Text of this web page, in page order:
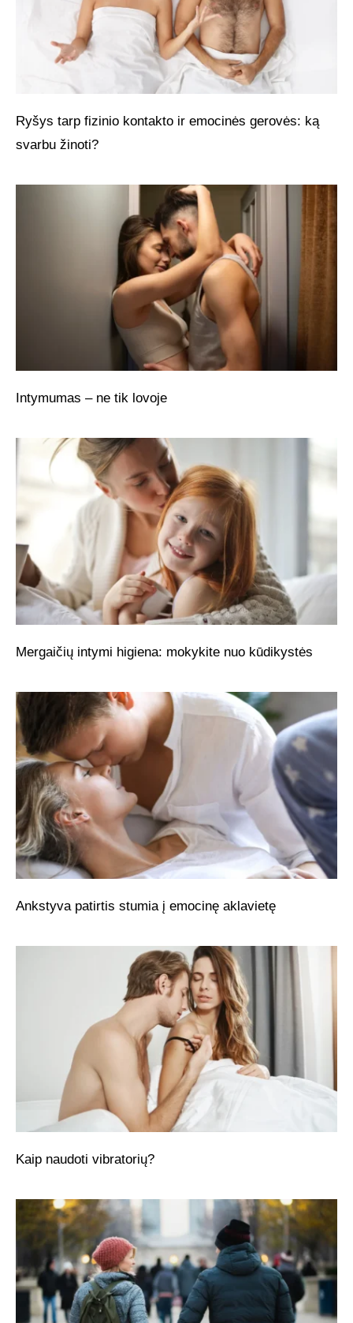
Ryšys tarp fizinio kontakto ir emocinės gerovės: ką
svarbu žinoti?
Intymumas – ne tik lovoje
Mergaičių intymi higiena: mokykite nuo kūdikystės
Ankstyva patirtis stumia į emocinę aklavietę
Kaip naudoti vibratorių?